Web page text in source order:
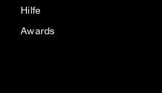
Hilfe
Awards